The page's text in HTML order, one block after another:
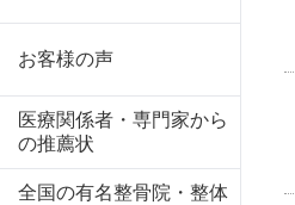
お客様の声
医療関係者・専門家から
の推薦状
全国の有名整骨院・整体